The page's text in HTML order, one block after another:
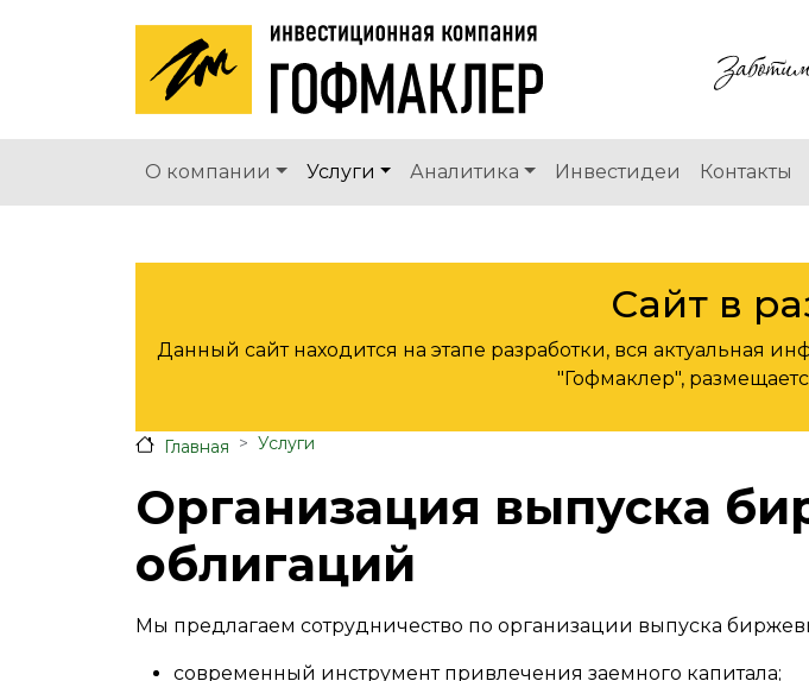
Основная навигация
О компании Услуги Аналитика Инвестидеи Контакты
Сайт в
Данный сайт находится на этапе разработки, вся актуальная
"Гофмаклер",
Главная Услуги
Организация выпуска
облигаций
Мы предлагаем сотрудничество по организации выпуска
современный инструмент привлечения заемного капитала;